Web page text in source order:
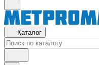
Каталог